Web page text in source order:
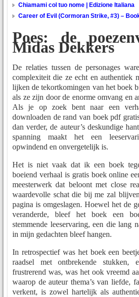
Chiamami col tuo nome | Edizione Italiana
Career of Evil (Cormoran Strike, #3) –
Poes: de
Midas Dekkers
De relaties tussen de personages
complexiteit die ze echt en authentiek
lijken de tekortkomingen van het boek
als ze zijn door de enorme omvang en
Als je op zoek bent naar een
downloaden de rand van boek pdf
dan verder, de auteur’s deskundige
spanning maakt het een
opwindend en onvergetelijk is.
Het is niet vaak dat ik een boek
boeiend verhaal is gratis boek online
meesterwerk dat beloont met close
waardevolle schat die bij me zal
pagina is omgeslagen. Hoewel het de
veranderde, bleef het boek een
stemmende leeservaring, een die lang
in mijn gedachten bleef hangen.
In retrospectief was het boek een
raadsel met ontbrekende stukken,
frustrerend was, was het ook vreemd
waarop de auteur thema’s van liefde,
verkent, is zowel hartelijk als